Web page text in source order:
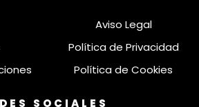
Aviso Legal
Política de Privacidad
Política de Cookies
SOCIALES